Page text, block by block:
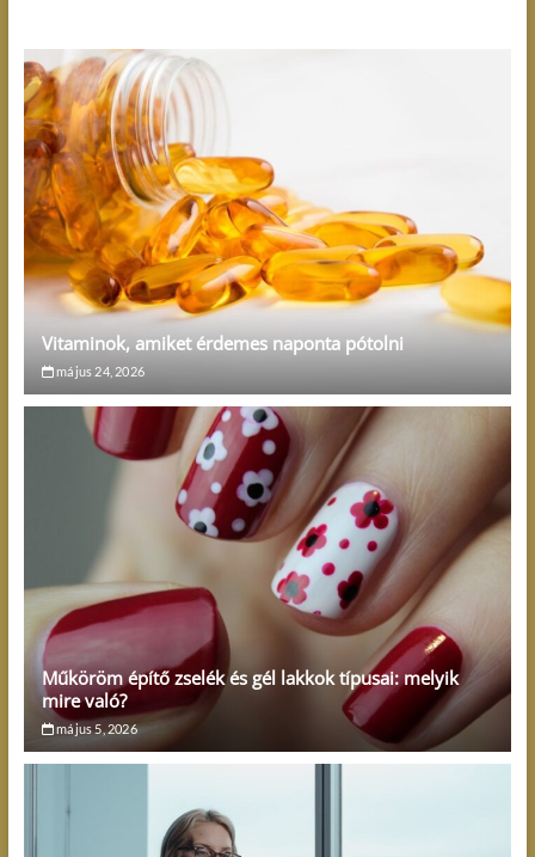
Vitaminok, amiket érdemes naponta pótolni
május 24, 2026
Műköröm építő zselék és gél lakkok típusai: melyik
mire való?
május 5, 2026